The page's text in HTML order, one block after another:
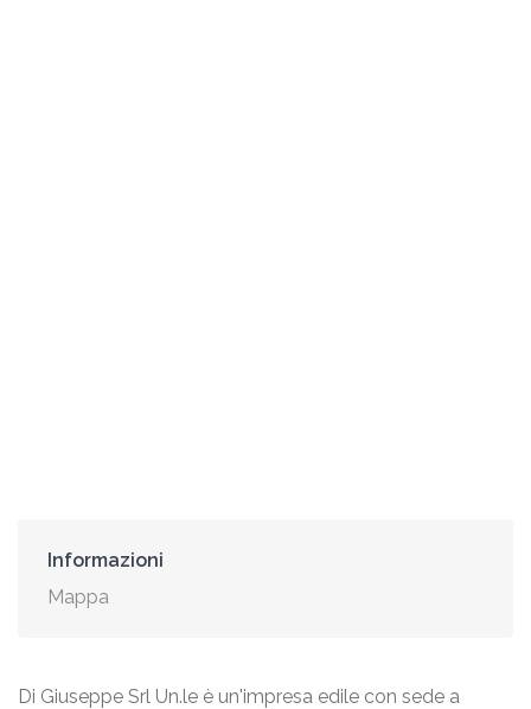
Informazioni
Mappa
Di Giuseppe Srl Un.le è un'impresa edile con sede a